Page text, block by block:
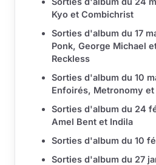
Kyo et Combichrist
Sorties d'album du 17
Ponk, George Michael
Reckless
Sorties d'album du 10
Enfoirés, Metronomy
Sorties d'album du 24
Amel Bent et Indila
Sorties d'album du 10
Sorties d'album du 27